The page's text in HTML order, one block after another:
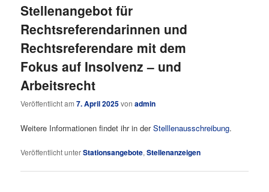
Stellenangebot für
Rechtsreferendarinnen und
Rechtsreferendare mit dem
Fokus auf Insolvenz – und
Arbeitsrecht
Veröffentlicht am7. April 2025vonadmin
Weitere Informationen findet ihr in derStelllenausschreibung.
Veröffentlicht unterStationsangebote,Stellenanzeigen